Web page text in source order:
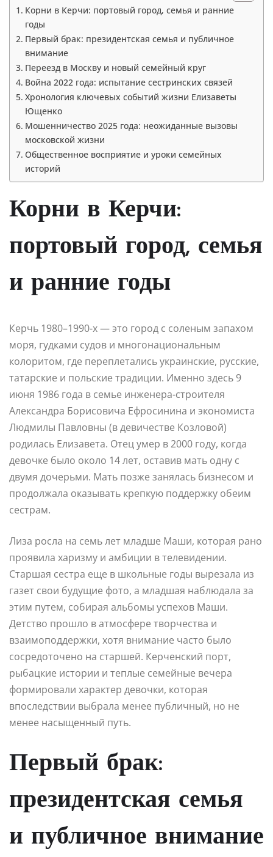
Корни в Керчи: портовый город, семья и ранние
годы
Первый брак: президентская семья и публичное
внимание
Переезд в Москву и новый семейный круг
Война 2022 года: испытание сестринских связей
Хронология ключевых событий жизни Елизаветы
Ющенко
Мошенничество 2025 года: неожиданные вызовы
московской жизни
Общественное восприятие и уроки семейных
историй
Корни в Керчи:
портовый город, семья
и ранние годы
Керчь 1980–1990-х — это город с соленым запахом
моря, гудками судов и многонациональным
колоритом, где переплетались украинские, русские,
татарские и польские традиции. Именно здесь 9
июня 1986 года в семье инженера-строителя
Александра Борисовича Ефросинина и экономиста
Людмилы Павловны (в девичестве Козловой)
родилась Елизавета. Отец умер в 2000 году, когда
девочке было около 14 лет, оставив мать одну с
двумя дочерьми. Мать позже занялась бизнесом и
продолжала оказывать крепкую поддержку обеим
сестрам.
Лиза росла на семь лет младше Маши, которая рано
проявила харизму и амбиции в телевидении.
Старшая сестра еще в школьные годы вырезала из
газет свои будущие фото, а младшая наблюдала за
этим путем, собирая альбомы успехов Маши.
Детство прошло в атмосфере творчества и
взаимоподдержки, хотя внимание часто было
сосредоточено на старшей. Керченский порт,
рыбацкие истории и теплые семейные вечера
формировали характер девочки, которая
впоследствии выбрала менее публичный, но не
менее насыщенный путь.
Первый брак:
президентская семья
и публичное внимание